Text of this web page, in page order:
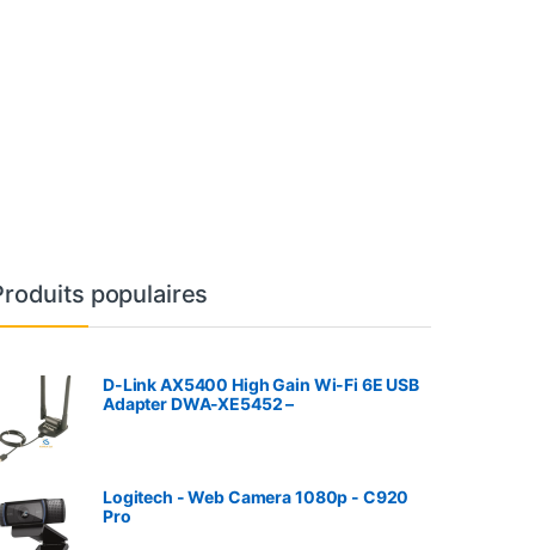
populaires
D-Link AX5400 High Gain Wi-Fi 6E USB
Adapter DWA-XE5452 –
Logitech - Web Camera 1080p - C920
Pro